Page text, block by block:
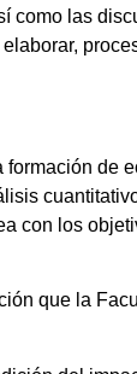
como las
de
con los
que la